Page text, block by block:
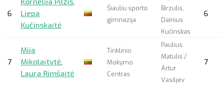
6
Kornelija Pilžis,
Liepa
Kučinskaitė
Šiauliu sporto
gimnazija
Birzulis,
Dainius
Kučinskas
6
7
Mija
Mikolaitytė,
Laura Rimšaitė
Tinklinio
Mokymo
Centras
Paulius
Matulis /
Artur
Vasiljev
7